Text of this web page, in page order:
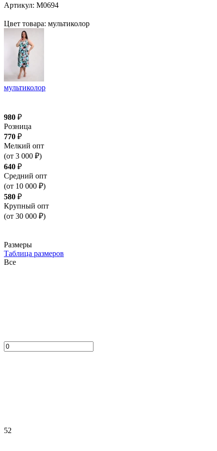
Артикул: М0694
Цвет товара: мультиколор
мультиколор
980 ₽
Розница
770 ₽
Мелкий опт
(от 3 000 ₽)
640 ₽
Средний опт
(от 10 000 ₽)
580 ₽
Крупный опт
(от 30 000 ₽)
Размеры
Таблица размеров
Все
52